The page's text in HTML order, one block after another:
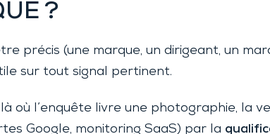
?
précis (une marque, un dirigeant, un
sur tout signal pertinent.
là où l’enquête livre une photographie, la
Google, monitoring SaaS) par la